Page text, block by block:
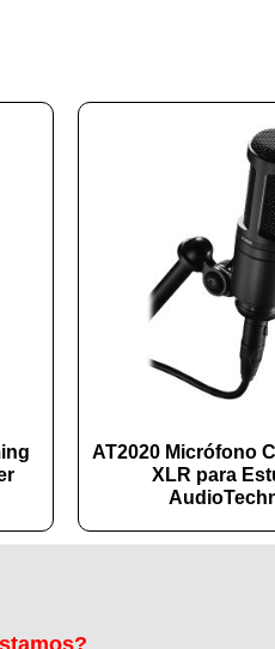
AT2020 Micrófono
XLR para